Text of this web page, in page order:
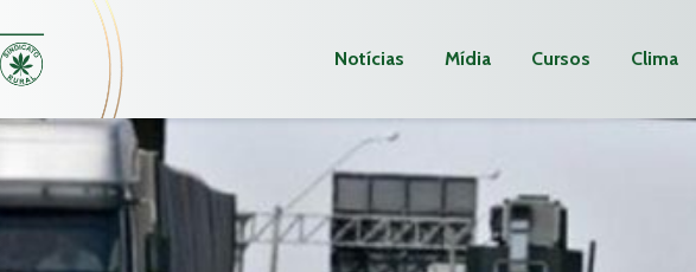
Notícias Mídia Cursos Clima